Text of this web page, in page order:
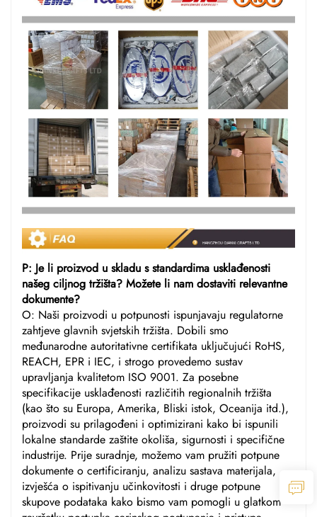
P: Je li proizvod u skladu s standardima usklađenosti
našeg ciljnog tržišta? Možete li nam dostaviti relevantne
dokumente?
O: Naši proizvodi u potpunosti ispunjavaju regulatorne
zahtjeve glavnih svjetskih tržišta. Dobili smo
međunarodne autoritativne certifikata uključujući RoHS,
REACH, EPR i IEC, i strogo provedemo sustav
upravljanja kvalitetom ISO 9001. Za posebne
specifikacije usklađenosti različitih regionalnih tržišta
(kao što su Europa, Amerika, Bliski istok, Oceanija itd.),
proizvodi su prilagođeni i optimizirani kako bi ispunili
lokalne standarde zaštite okoliša, sigurnosti i specifične
industrije. Prije suradnje, možemo vam pružiti potpune
dokumente o certificiranju, analizu sastava materijala,
izvješća o ispitivanju učinkovitosti i druge potpune
skupove podataka kako bismo vam pomogli u glatkom